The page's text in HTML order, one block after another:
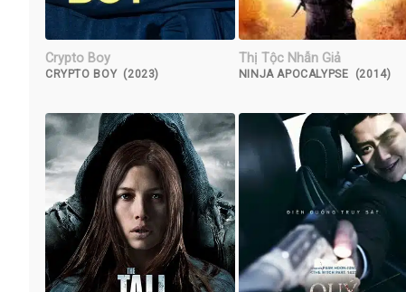
Crypto Boy
CRYPTO BOY (2023)
Thị Tộc Nhẫn Giả
NINJA APOCALYPSE (2014)